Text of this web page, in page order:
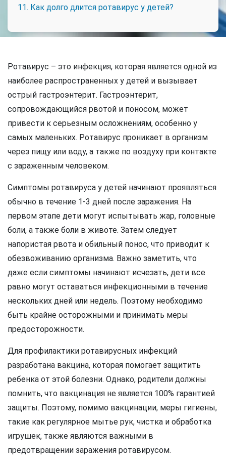
11. Как долго длится ротавирус у детей?
Ротавирус – это инфекция, которая является одной из
наиболее распространенных у детей и вызывает
острый гастроэнтерит. Гастроэнтерит,
сопровождающийся рвотой и поносом, может
привести к серьезным осложнениям, особенно у
самых маленьких. Ротавирус проникает в организм
через пищу или воду, а также по воздуху при контакте
с зараженным человеком.
Симптомы ротавируса у детей начинают проявляться
обычно в течение 1-3 дней после заражения. На
первом этапе дети могут испытывать жар, головные
боли, а также боли в животе. Затем следует
напористая рвота и обильный понос, что приводит к
обезвоживанию организма. Важно заметить, что
даже если симптомы начинают исчезать, дети все
равно могут оставаться инфекционными в течение
нескольких дней или недель. Поэтому необходимо
быть крайне осторожными и принимать меры
предосторожности.
Для профилактики ротавирусных инфекций
разработана вакцина, которая помогает защитить
ребенка от этой болезни. Однако, родители должны
помнить, что вакцинация не является 100% гарантией
защиты. Поэтому, помимо вакцинации, меры гигиены,
такие как регулярное мытье рук, чистка и обработка
игрушек, также являются важными в
предотвращении заражения ротавирусом.